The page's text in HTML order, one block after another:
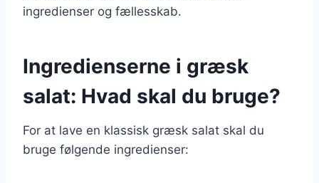
ingredienser og fællesskab.
Ingredienserne i græsk
salat: Hvad skal du bruge?
For at lave en klassisk græsk salat skal du
bruge følgende ingredienser: